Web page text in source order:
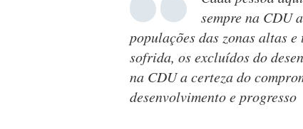
sempre na CDU
populações das zonas altas
sofrida, os excluídos do
na CDU a certeza do
desenvolvimento e progresso